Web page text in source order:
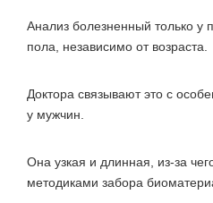
Анализ болезненный только у
пола, независимо от возраста.
Доктора связывают это с
у мужчин.
Она узкая и длинная, из-за
методиками забора